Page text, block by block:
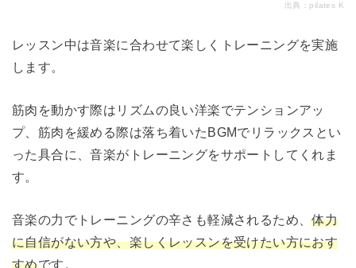
出典： pilates K
レッスン中は音楽に合わせて楽しくトレーニングを実施
します。
筋肉を動かす際はリズムの良い洋楽でテンションアッ
プ、筋肉を緩める際は落ち着いたBGMでリラックスとい
った具合に、音楽がトレーニングをサポートしてくれま
す。
音楽の力でトレーニングの辛さも軽減されるため、体力
に自信がない方や、楽しくレッスンを受けたい方におす
すめです。